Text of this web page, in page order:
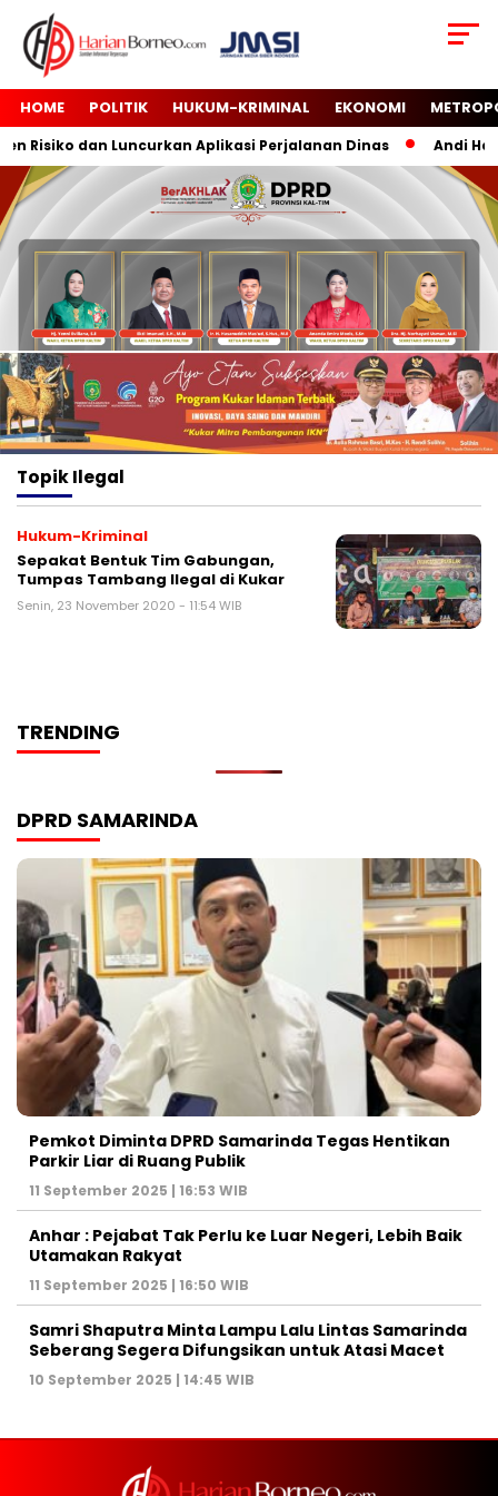
HOME POLITIK HUKUM-KRIMINAL EKONOMI
Risiko dan Luncurkan Aplikasi Perjalanan Dinas Andi
TopikIlegal
Hukum-Kriminal
Sepakat Bentuk Tim Gabungan,
Tumpas Tambang Ilegal di Kukar
Senin, 23 November 2020 - 11:54 WIB
TRENDING
DPRD SAMARINDA
Pemkot Diminta DPRD Samarinda Tegas Hentikan
Parkir Liar di Ruang Publik
11 September 2025 | 16:53 WIB
Anhar : Pejabat Tak Perlu ke Luar Negeri, Lebih Baik
Utamakan Rakyat
11 September 2025 | 16:50 WIB
Samri Shaputra Minta Lampu Lalu Lintas Samarinda
Seberang Segera Difungsikan untuk Atasi Macet
10 September 2025 | 14:45 WIB